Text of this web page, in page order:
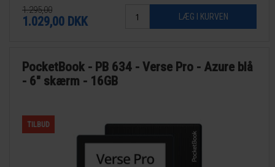
1.295,00
1.029,00 DKK
PocketBook - PB 634 - Verse Pro - Azure blå
- 6" skærm - 16GB
TILBUD